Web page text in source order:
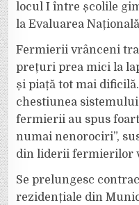
locul I între școlile
la Evaluarea Națională
Fermierii vrânceni
prețuri prea mici la
și piață tot mai
chestiunea
fermierii au spus
numai nenorociri”,
din liderii fermierilor
Se prelungesc
rezidențiale din